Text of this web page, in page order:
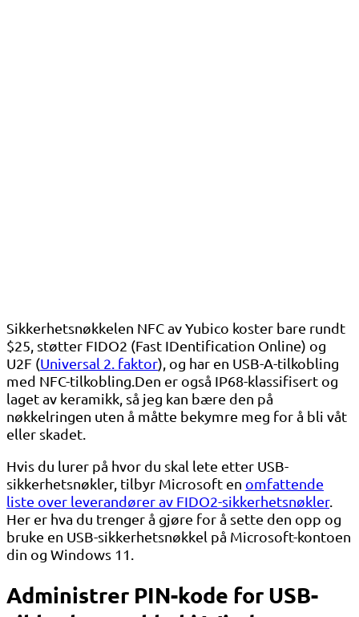
Sikkerhetsnøkkelen NFC av Yubico koster bare rundt
$25, støtter FIDO2 (Fast IDentification Online) og
U2F (Universal 2. faktor), og har en USB-A-tilkobling
med NFC-tilkobling.Den er også IP68-klassifisert og
laget av keramikk, så jeg kan bære den på
nøkkelringen uten å måtte bekymre meg for å bli våt
eller skadet.
Hvis du lurer på hvor du skal lete etter USB-
sikkerhetsnøkler, tilbyr Microsoft en omfattende
liste over leverandører av FIDO2-sikkerhetsnøkler.
Her er hva du trenger å gjøre for å sette den opp og
bruke en USB-sikkerhetsnøkkel på Microsoft-kontoen
din og Windows 11.
Administrer PIN-kode for USB-